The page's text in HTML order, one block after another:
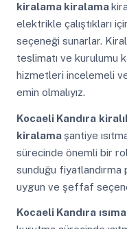
kiralama kiralama
elektrikle çalıştıkları
seçeneği sunarlar.
teslimatı ve kurulumu
hizmetleri incelemeli
emin olmalıyız.
Kocaeli Kandıra
kiralama şantiye
sürecinde önemli bir
sunduğu fiyatlandırma
uygun ve şeffaf
Kocaeli Kandıra